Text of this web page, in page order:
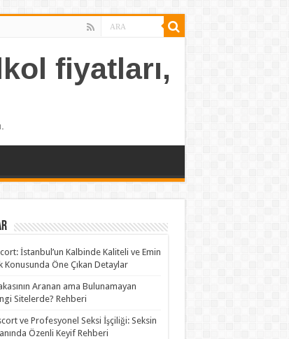
fiyatları,
İstanbul’un Kalbinde Kaliteli ve Emin
Konusunda Öne Çıkan Detaylar
Aranan ama Bulunamayan
Sitelerde? Rehberi
ve Profesyonel Seksi İşçiliği: Seksin
Özenli Keyif Rehberi